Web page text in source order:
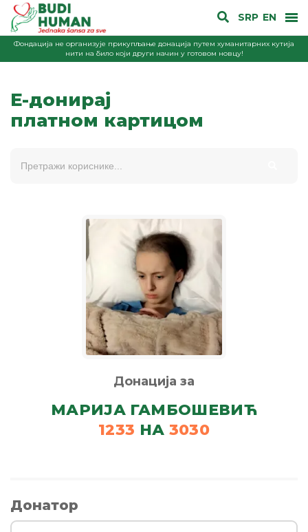
SRP EN
Фондација не организује прикупљање донација путем хуманитарних кутија
нити на било који други начин у готовом новцу!
E-донирај
платном картицом
Донација за
МАРИЈА ГАМБОШЕВИЋ
1233 НА 3030
Донатор